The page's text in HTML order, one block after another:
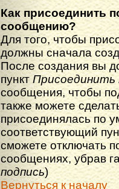
Как присоединить
сообщению?
Для того, чтобы
должны сначала
После создания вы
пункт Присоединить
сообщения, чтобы
также можете
присоединялась по
соответствующий
сможете отключать
сообщениях, убрав
подпись)
Вернуться к началу